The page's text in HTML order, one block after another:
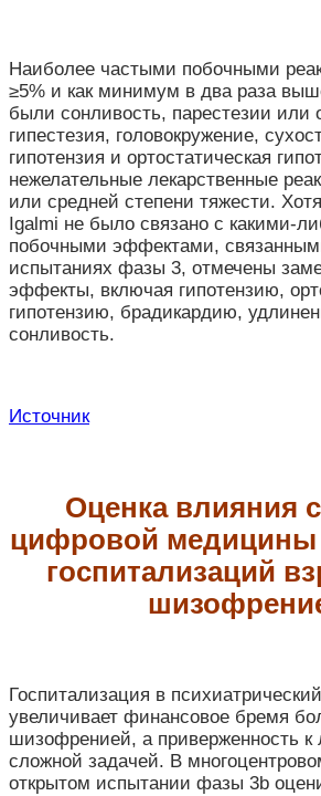
Наиболее частыми побочными
≥5% и как минимум в два раза
были сонливость, парестезии или
гипестезия, головокружение,
гипотензия и ортостатическая
нежелательные лекарственные
или средней степени тяжести.
Igalmi не было связано с какими-
побочными эффектами,
испытаниях фазы 3, отмечены
эффекты, включая гипотензию,
гипотензию, брадикардию,
сонливость.
Источник
Оценка влияния
цифровой медицины
госпитализаций
Госпитализация в
увеличивает финансовое бремя
шизофренией, а приверженность к
сложной задачей. В
открытом испытании фазы 3b